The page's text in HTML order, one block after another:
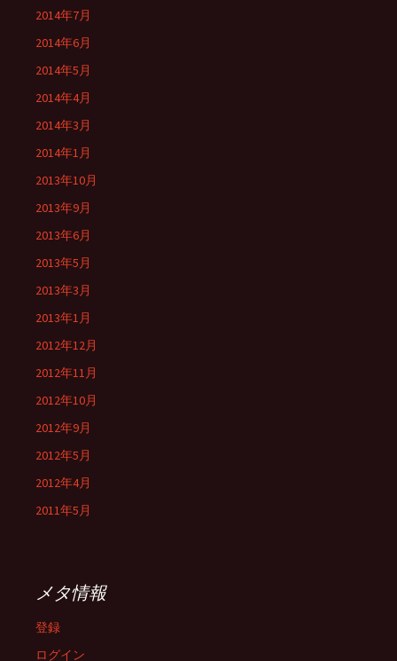
2014年7月
2014年6月
2014年5月
2014年4月
2014年3月
2014年1月
2013年10月
2013年9月
2013年6月
2013年5月
2013年3月
2013年1月
2012年12月
2012年11月
2012年10月
2012年9月
2012年5月
2012年4月
2011年5月
メタ情報
登録
ログイン